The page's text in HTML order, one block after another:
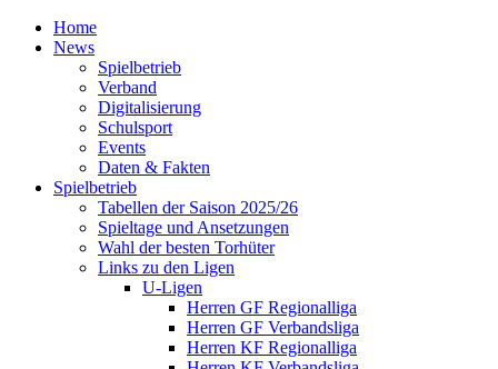
Home
News
Spielbetrieb
Verband
Digitalisierung
Schulsport
Events
Daten & Fakten
Spielbetrieb
Tabellen der Saison 2025/26
Spieltage und Ansetzungen
Wahl der besten Torhüter
Links zu den Ligen
U-Ligen
Herren GF Regionalliga
Herren GF Verbandsliga
Herren KF Regionalliga